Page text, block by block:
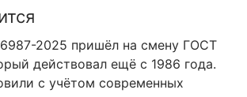
2025 пришёл на смену ГОСТ
действовал ещё с 1986 года.
с учётом современных